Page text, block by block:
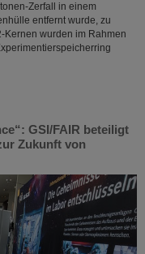
Zerfall in einem
entfernt wurde, zu
Kernen wurden im Rahmen
GSI/FAIR beteiligt
Zukunft von